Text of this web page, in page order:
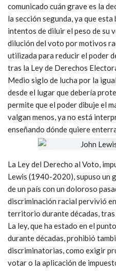
comunicado cuán grave es la
la sección segunda, ya que
intentos de diluir el peso de su
dilución del voto por motivos
utilizada para reducir el poder
tras la Ley de Derechos
Medio siglo de lucha por la
desde el lugar que debería
permite que el poder dibuje el
valgan menos, ya no está
enseñando dónde quiere
La Ley del Derecho al Voto,
Lewis (1940-2020), supuso un
de un país con un doloroso
discriminación racial pervivió
territorio durante décadas, tras
La ley, que ha estado en el
durante décadas, prohibió
discriminatorias, como exigir
votar o la aplicación de